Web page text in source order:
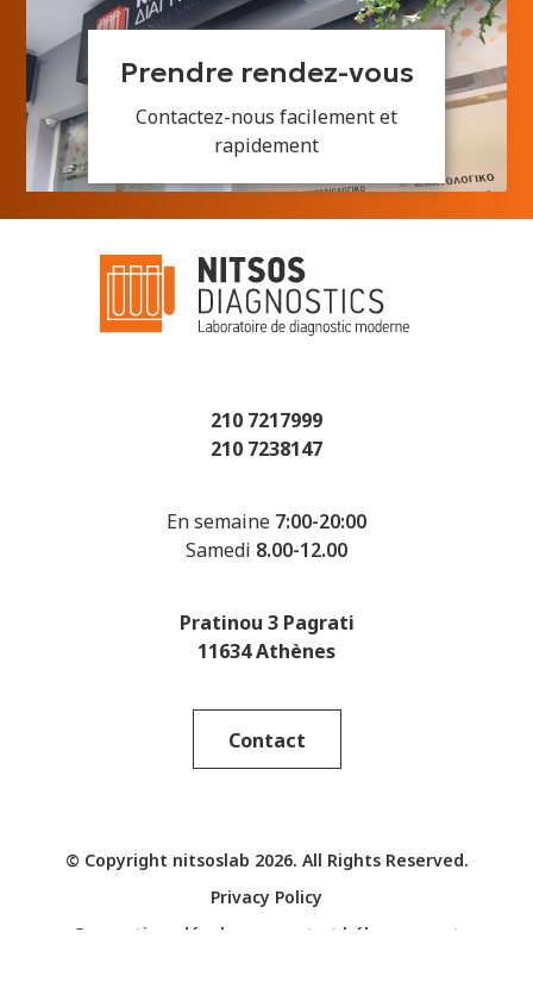
Prendre rendez-vous
Contactez-nous facilement et
rapidement
210 7217999
210 7238147
En semaine 7:00-20:00
Samedi 8.00-12.00
Pratinou 3 Pagrati
11634 Athènes
Contact
© Copyright nitsoslab 2026. All Rights Reserved.
Privacy Policy
Conception, développement et hébergement